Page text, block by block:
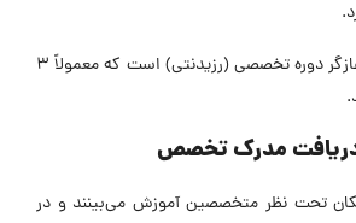
قبولی در این آزمون، آغازگر دوره تخصصی (رزیدنتی) است که معمولاً 3
دریافت مدرک تخصص
تحت نظر متخصصین آموزش می‌بینند و در